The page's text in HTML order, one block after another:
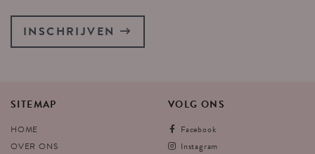
INSCHRIJVEN
SITEMAP
HOME
OVER ONS
VOLG ONS
Facebook
Instagram